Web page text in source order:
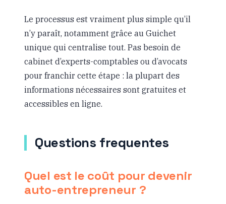
Le processus est vraiment plus simple qu’il
n’y paraît, notamment grâce au Guichet
unique qui centralise tout. Pas besoin de
cabinet d’experts-comptables ou d’avocats
pour franchir cette étape : la plupart des
informations nécessaires sont gratuites et
accessibles en ligne.
Questions frequentes
Quel est le coût pour devenir
auto-entrepreneur ?